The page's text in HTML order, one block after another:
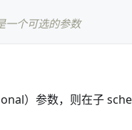
个可选的参数
）参数，则在子